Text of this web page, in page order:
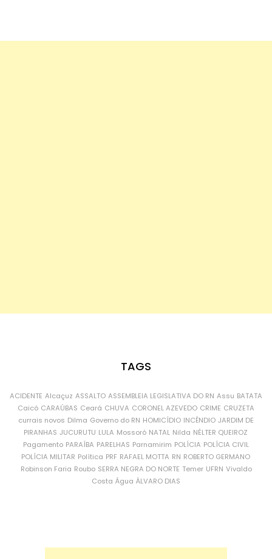
TAGS
ACIDENTE Alcaçuz ASSALTO ASSEMBLEIA LEGISLATIVA DO RN Assu BATATA
Caicó CARAÚBAS Ceará CHUVA CORONEL AZEVEDO CRIME CRUZETA
currais novos Dilma Governo do RN HOMICÍDIO INCÊNDIO JARDIM DE
PIRANHAS JUCURUTU LULA Mossoró NATAL Nilda NÉLTER QUEIROZ
Pagamento PARAÍBA PARELHAS Parnamirim POLÍCIA POLÍCIA CIVIL
POLÍCIA MILITAR Política PRF RAFAEL MOTTA RN ROBERTO GERMANO
Robinson Faria Roubo SERRA NEGRA DO NORTE Temer UFRN Vivaldo
Costa Água ÁLVARO DIAS